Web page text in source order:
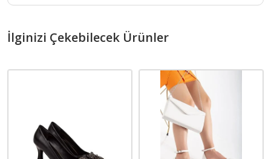
İlginizi Çekebilecek Ürünler